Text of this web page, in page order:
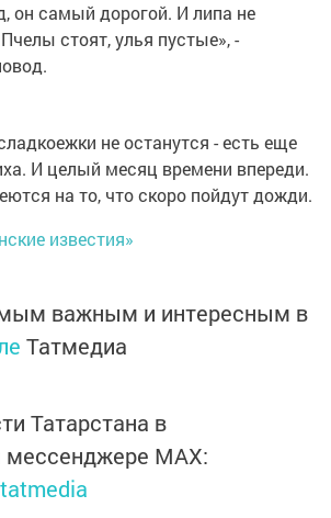
он самый дорогой. И липа не
стоят, улья пустые», -
не останутся - есть еще
И целый месяц времени впереди.
на то, что скоро пойдут дожди.
известия»
важным и интересным в
Татмедиа
Татарстана в
мессенджере MАХ: